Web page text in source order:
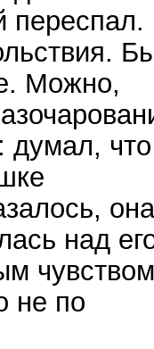
переспал.
Можно,
думал, что
над
не по